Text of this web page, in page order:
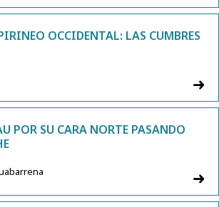
OCCIDENTAL: LAS CUMBRES
POR SU CARA NORTE PASANDO